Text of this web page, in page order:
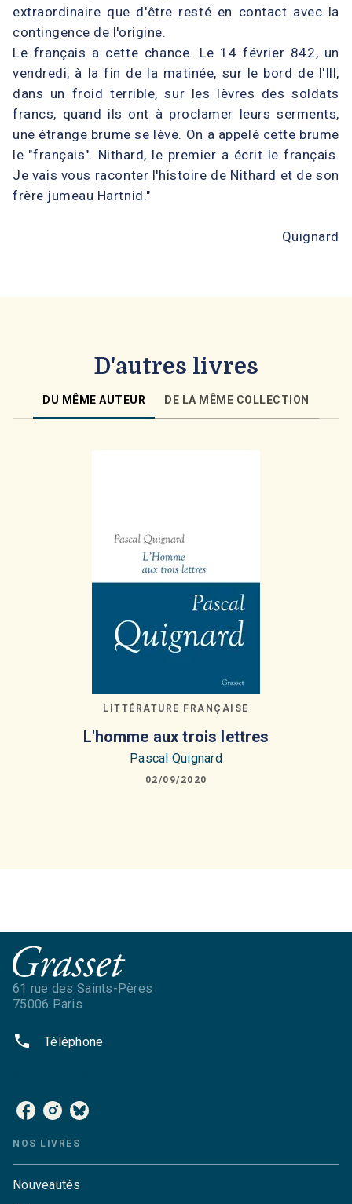
extraordinaire que d'être resté en contact avec la
contingence de l'origine.
Le français a cette chance. Le 14 février 842, un
vendredi, à la fin de la matinée, sur le bord de l'Ill,
dans un froid terrible, sur les lèvres des soldats
francs, quand ils ont à proclamer leurs serments,
une étrange brume se lève. On a appelé cette brume
le "français". Nithard, le premier a écrit le français.
Je vais vous raconter l'histoire de Nithard et de son
frère jumeau Hartnid."
Quignard
D'autres livres
DU MÊME AUTEUR DE LA MÊME COLLECTION
LITTÉRATURE FRANÇAISE
L'homme aux trois lettres
Pascal Quignard
02/09/2020
61 rue des Saints-Pères
75006 Paris
phone Téléphone
NOS LIVRES
Nouveautés